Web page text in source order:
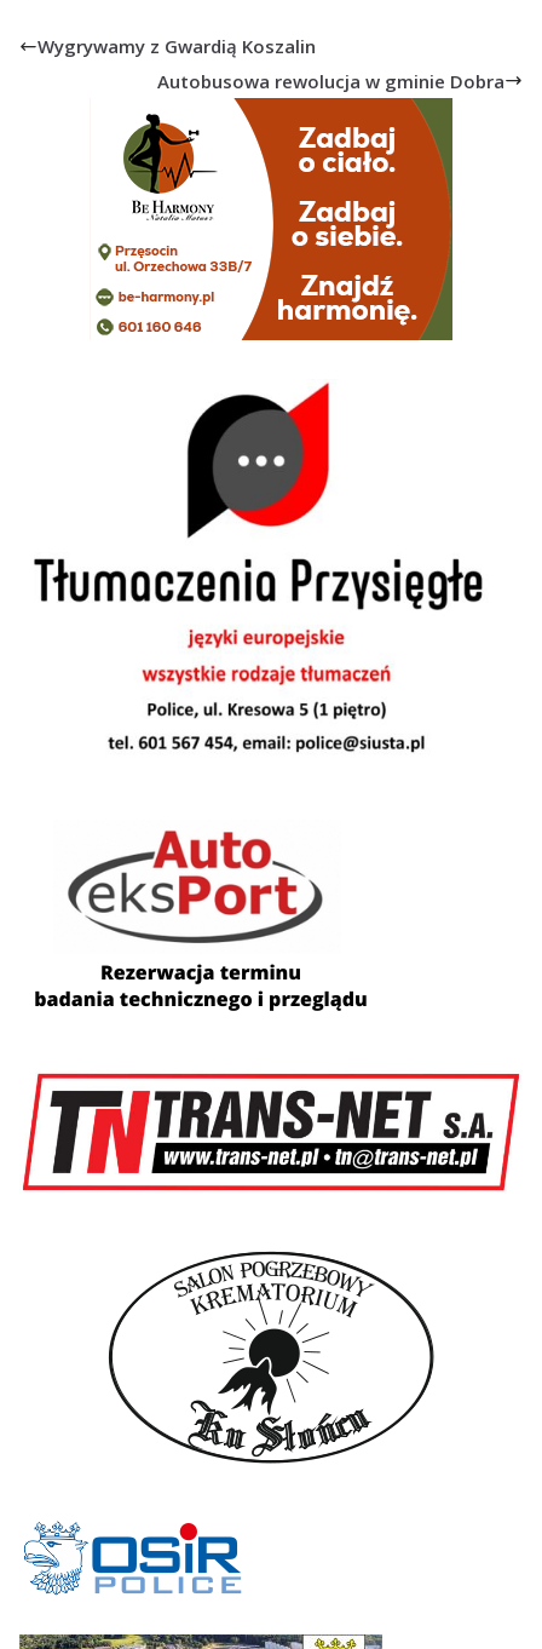
Wygrywamy z Gwardią Koszalin
Autobusowa rewolucja w gminie Dobra